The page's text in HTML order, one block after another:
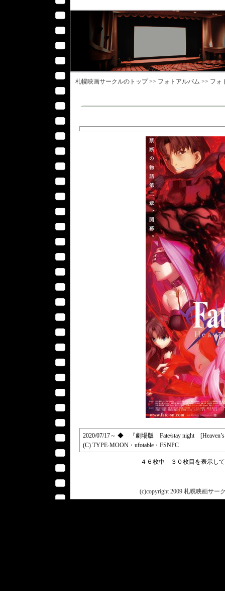
札幌映画サークルのトップ >> フォトアルバム >> フォ
2020/07/17～ ◆ 『劇場版 Fate/stay night
(C) TYPE-MOON・ufotable・FSNPC
４６枚中 ３０枚目を表示し
(c)copyright 2009 札幌映画サー